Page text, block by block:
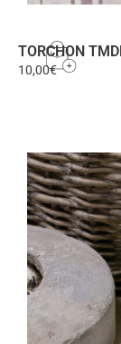
TORCHON
10,00€